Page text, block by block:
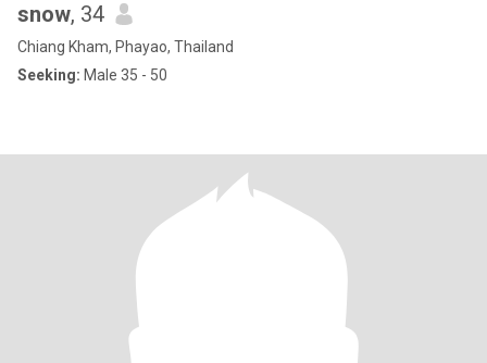
snow, 34
Chiang Kham, Phayao, Thailand
Seeking: Male 35 - 50